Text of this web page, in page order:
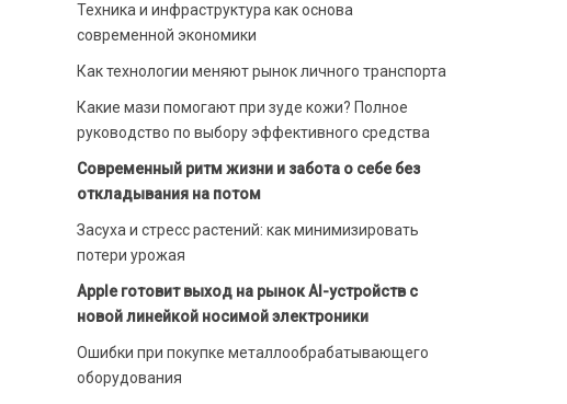
Техника и инфраструктура как основа
современной экономики
Как технологии меняют рынок личного транспорта
Какие мази помогают при зуде кожи? Полное
руководство по выбору эффективного средства
Современный ритм жизни и забота о себе без
откладывания на потом
Засуха и стресс растений: как минимизировать
потери урожая
Apple готовит выход на рынок AI-устройств с
новой линейкой носимой электроники
Ошибки при покупке металлообрабатывающего
оборудования